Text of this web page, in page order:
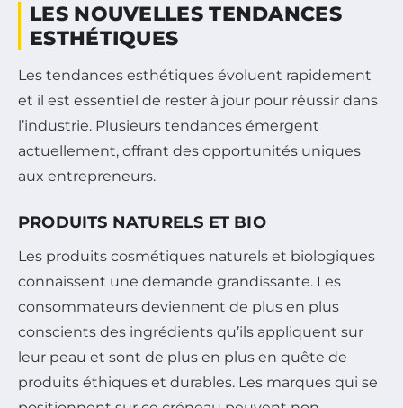
LES NOUVELLES TENDANCES
ESTHÉTIQUES
Les tendances esthétiques évoluent rapidement
et il est essentiel de rester à jour pour réussir dans
l’industrie. Plusieurs tendances émergent
actuellement, offrant des opportunités uniques
aux entrepreneurs.
PRODUITS NATURELS ET BIO
Les produits cosmétiques naturels et biologiques
connaissent une demande grandissante. Les
consommateurs deviennent de plus en plus
conscients des ingrédients qu’ils appliquent sur
leur peau et sont de plus en plus en quête de
produits éthiques et durables. Les marques qui se